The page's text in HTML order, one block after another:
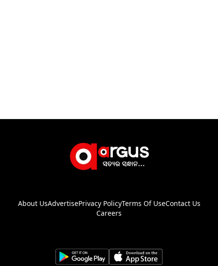
About UsAdvertisePrivacy PolicyTerms Of UseContact Us
Careers